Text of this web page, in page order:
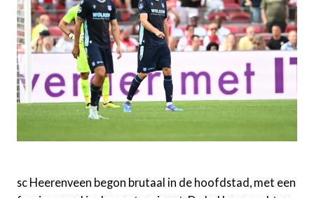
sc Heerenveen begon brutaal in de hoofdstad, met een